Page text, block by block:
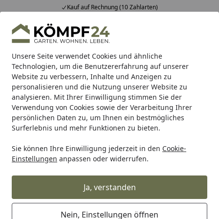
Unsere Seite verwendet Cookies und ähnliche
Technologien, um die Benutzererfahrung auf unserer
Website zu verbessern, Inhalte und Anzeigen zu
personalisieren und die Nutzung unserer Website zu
analysieren. Mit Ihrer Einwilligung stimmen Sie der
Verwendung von Cookies sowie der Verarbeitung Ihrer
persönlichen Daten zu, um Ihnen ein bestmögliches
Surferlebnis und mehr Funktionen zu bieten.
Sie können Ihre Einwilligung jederzeit in den Cookie-
Einstellungen anpassen oder widerrufen.
Ja, verstanden
Nein, Einstellungen öffnen
Kauf auf Rechnung (10 Zahlarten)
Alle Produkte
Mein Konto
Suchen
Startseite
Teich Teichpumpe Bachlaufpumpen &
Oase Aquarius Fountain Set Eco
7500